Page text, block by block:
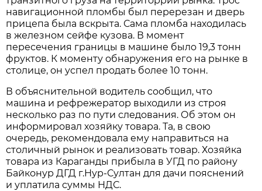
навигационной пломбы был перерезан и дверь
прицепа была вскрыта. Сама пломба находилась
в железном сейфе кузова. В момент
пересечения границы в машине было 19,3 тонн
фруктов. К моменту обнаружения его на рынке в
столице, он успел продать более 10 тонн.
В объяснительной водитель сообщил, что
машина и рефрежератор выходили из строя
несколько раз по пути следования. Об этом он
информировал хозяйку товара. Та, в свою
очередь, рекомендовала ему направиться на
столичный рынок и реализовать товар. Хозяйка
товара из Караганды прибыла в УГД по району
Байконур ДГД г.Нур-Султан для дачи пояснений
и уплатила суммы НДС.